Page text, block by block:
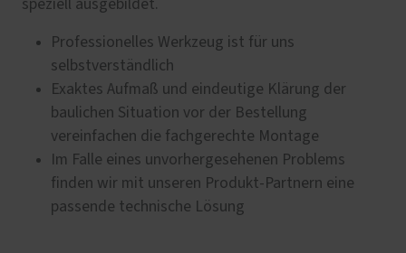
speziell ausgebildet.
Professionelles Werkzeug ist für uns
selbstverständlich
Exaktes Aufmaß und eindeutige Klärung der
baulichen Situation vor der Bestellung
vereinfachen die fachgerechte Montage
Im Falle eines unvorhergesehenen Problems
finden wir mit unseren Produkt-Partnern eine
passende technische Lösung